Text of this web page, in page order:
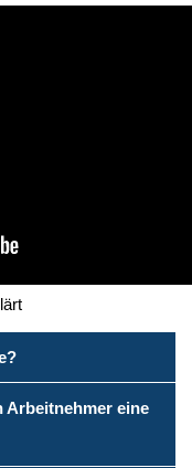
Arbeitnehmer eine